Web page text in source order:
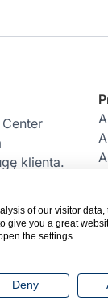
klienta.
prawa
of our visitor
give you a great
the settings.
Deny